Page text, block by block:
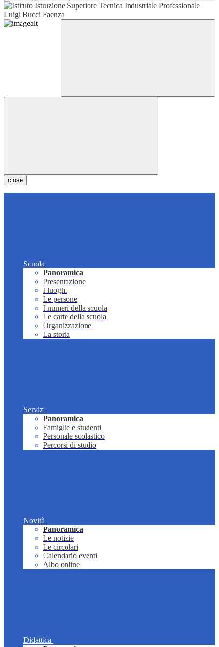
close
Scuola
Panoramica
Presentazione
I luoghi
Le persone
I numeri della scuola
Le carte della scuola
Organizzazione
La storia
Servizi
Panoramica
Famiglie e studenti
Personale scolastico
Percorsi di studio
Novità
Panoramica
Le notizie
Le circolari
Calendario eventi
Albo online
Didattica